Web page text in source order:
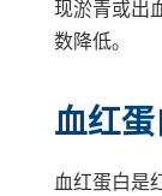
现淤青或出
数降低。
血红蛋
血红蛋白是